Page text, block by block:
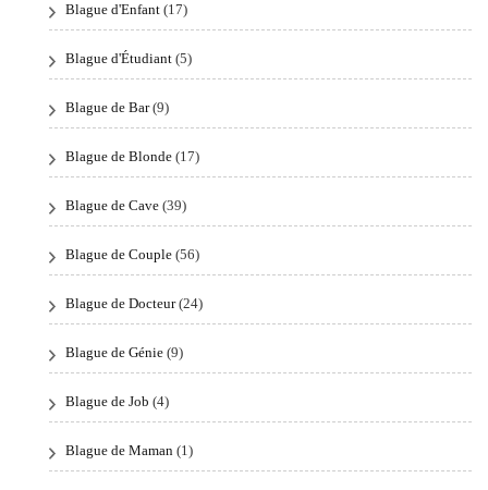
Blague d'Enfant (17)
Blague d'Étudiant (5)
Blague de Bar(9)
Blague de Blonde (17)
Blague de Cave (39)
Blague de Couple (56)
Blague de Docteur(24)
Blague de Génie (9)
Blague de Job (4)
Blague de Maman (1)